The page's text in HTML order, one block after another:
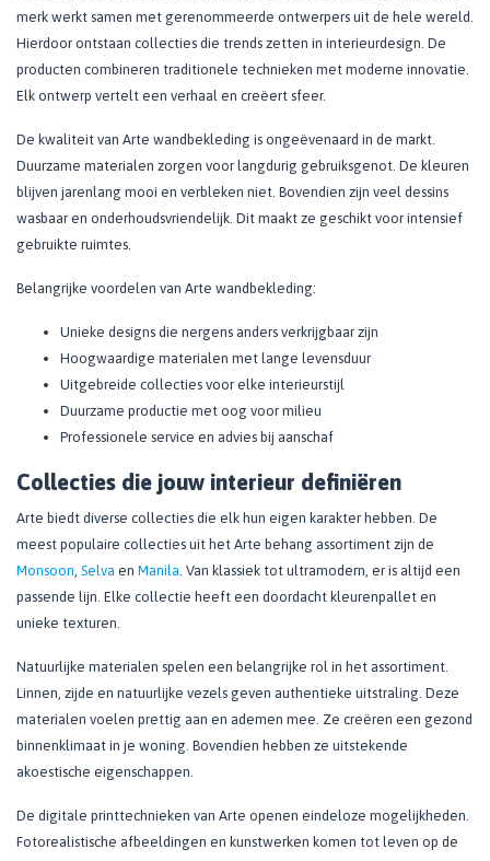
merk werkt samen met gerenommeerde ontwerpers uit de hele wereld.
Hierdoor ontstaan collecties die trends zetten in interieurdesign. De
producten combineren traditionele technieken met moderne innovatie.
Elk ontwerp vertelt een verhaal en creëert sfeer.
De kwaliteit van Arte wandbekleding is ongeëvenaard in de markt.
Duurzame materialen zorgen voor langdurig gebruiksgenot. De kleuren
blijven jarenlang mooi en verbleken niet. Bovendien zijn veel dessins
wasbaar en onderhoudsvriendelijk. Dit maakt ze geschikt voor intensief
gebruikte ruimtes.
Belangrijke voordelen van Arte wandbekleding:
Unieke designs die nergens anders verkrijgbaar zijn
Hoogwaardige materialen met lange levensduur
Uitgebreide collecties voor elke interieurstijl
Duurzame productie met oog voor milieu
Professionele service en advies bij aanschaf
Collecties die jouw interieur definiëren
Arte biedt diverse collecties die elk hun eigen karakter hebben. De
meest populaire collecties uit het Arte behang assortiment zijn de
Monsoon, Selva en Manila. Van klassiek tot ultramodern, er is altijd een
passende lijn. Elke collectie heeft een doordacht kleurenpallet en
unieke texturen.
Natuurlijke materialen spelen een belangrijke rol in het assortiment.
Linnen, zijde en natuurlijke vezels geven authentieke uitstraling. Deze
materialen voelen prettig aan en ademen mee. Ze creëren een gezond
binnenklimaat in je woning. Bovendien hebben ze uitstekende
akoestische eigenschappen.
De digitale printtechnieken van Arte openen eindeloze mogelijkheden.
Fotorealistische afbeeldingen en kunstwerken komen tot leven op de